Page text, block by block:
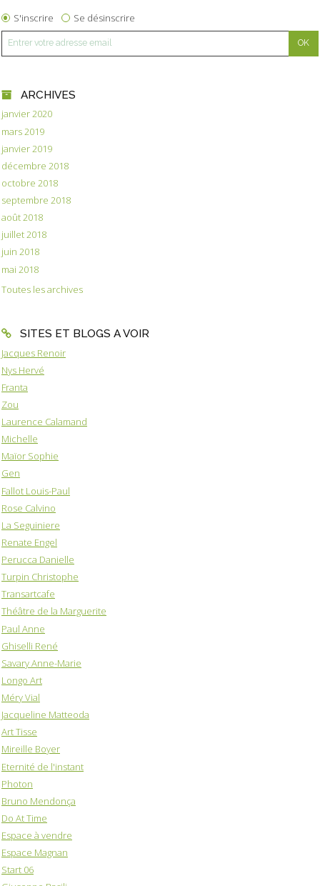
S'inscrire Se désinscrire
ARCHIVES
janvier 2020
mars 2019
janvier 2019
décembre 2018
octobre 2018
septembre 2018
août 2018
juillet 2018
juin 2018
mai 2018
Toutes les archives
SITES ET BLOGS A VOIR
Jacques Renoir
Nys Hervé
Franta
Zou
Laurence Calamand
Michelle
Maïor Sophie
Gen
Fallot Louis-Paul
Rose Calvino
La Seguiniere
Renate Engel
Perucca Danielle
Turpin Christophe
Transartcafe
Théâtre de la Marguerite
Paul Anne
Ghiselli René
Savary Anne-Marie
Longo Art
Méry Vial
Jacqueline Matteoda
Art Tisse
Mireille Boyer
Eternité de l'instant
Photon
Bruno Mendonça
Do At Time
Espace à vendre
Espace Magnan
Start 06